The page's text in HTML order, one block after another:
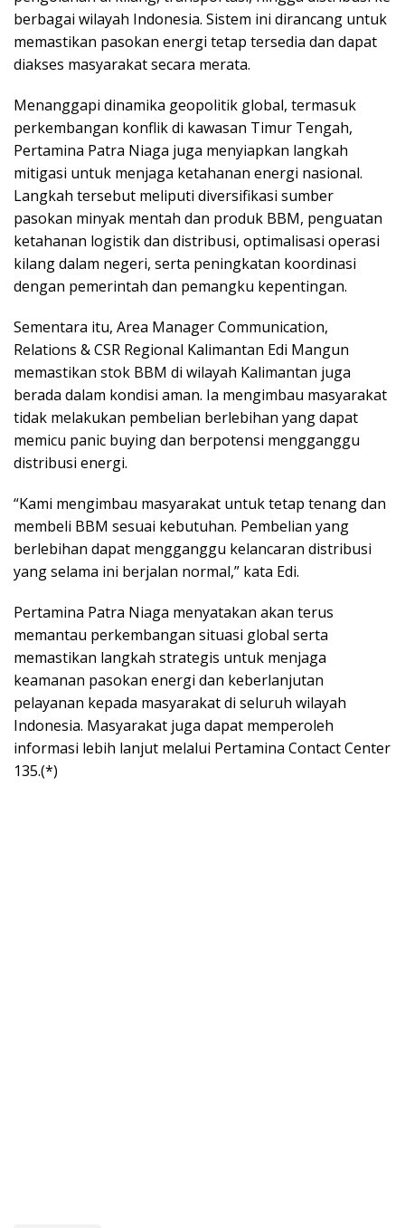
berbagai wilayah Indonesia. Sistem ini dirancang untuk
memastikan pasokan energi tetap tersedia dan dapat
diakses masyarakat secara merata.
Menanggapi dinamika geopolitik global, termasuk
perkembangan konflik di kawasan Timur Tengah,
Pertamina Patra Niaga juga menyiapkan langkah
mitigasi untuk menjaga ketahanan energi nasional.
Langkah tersebut meliputi diversifikasi sumber
pasokan minyak mentah dan produk BBM, penguatan
ketahanan logistik dan distribusi, optimalisasi operasi
kilang dalam negeri, serta peningkatan koordinasi
dengan pemerintah dan pemangku kepentingan.
Sementara itu, Area Manager Communication,
Relations & CSR Regional Kalimantan Edi Mangun
memastikan stok BBM di wilayah Kalimantan juga
berada dalam kondisi aman. Ia mengimbau masyarakat
tidak melakukan pembelian berlebihan yang dapat
memicu panic buying dan berpotensi mengganggu
distribusi energi.
“Kami mengimbau masyarakat untuk tetap tenang dan
membeli BBM sesuai kebutuhan. Pembelian yang
berlebihan dapat mengganggu kelancaran distribusi
yang selama ini berjalan normal,” kata Edi.
Pertamina Patra Niaga menyatakan akan terus
memantau perkembangan situasi global serta
memastikan langkah strategis untuk menjaga
keamanan pasokan energi dan keberlanjutan
pelayanan kepada masyarakat di seluruh wilayah
Indonesia. Masyarakat juga dapat memperoleh
informasi lebih lanjut melalui Pertamina Contact Center
135.(*)